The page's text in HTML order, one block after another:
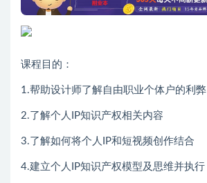
课程目的：
1.帮助设计师了解自由职业个体户的利弊
2.了解个人IP知识产权相关内容
3.了解如何将个人IP和短视频创作结合
4.建立个人IP知识产权模型及思维并执行